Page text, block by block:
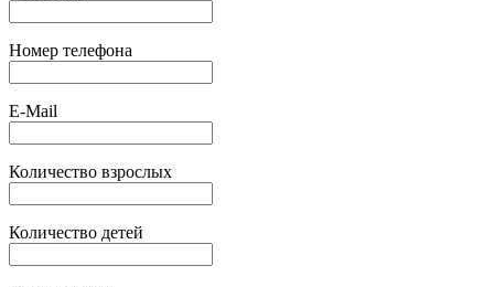
Номер телефона
E-Mail
Количество взрослых
Количество детей